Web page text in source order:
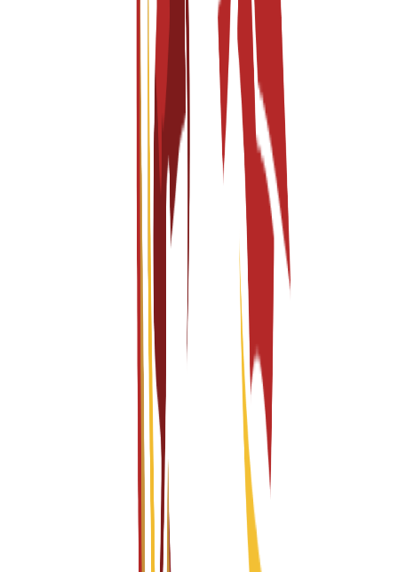
Neden Bizi Seçmelisiniz
Private International Design School
Part of the Istituto Europeo di Design Network
Founded within a Global Design Group since 1966
Spanish-Taught Programs